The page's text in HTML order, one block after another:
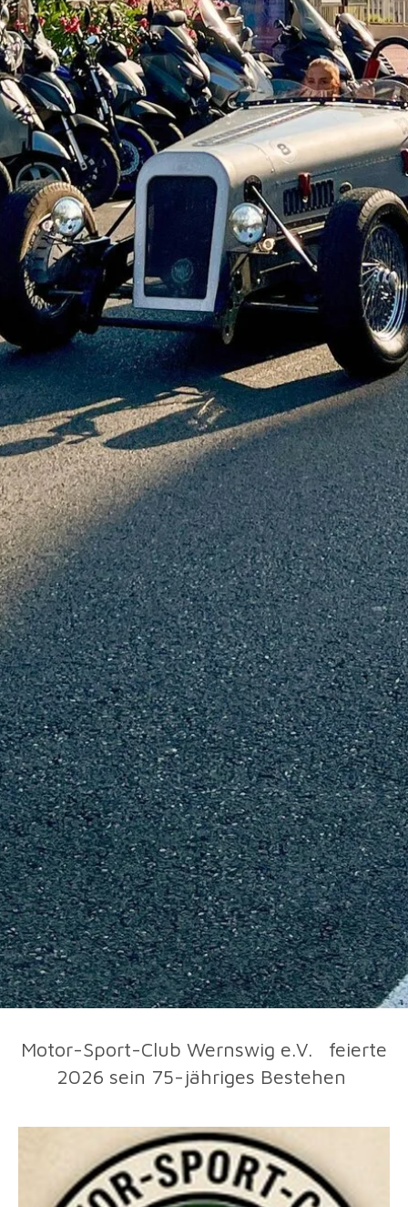
Motor-Sport-Club Wernswig e.V. feierte
2026 sein 75-jähriges Bestehen